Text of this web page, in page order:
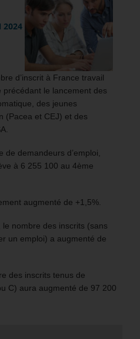
2024
d’inscrit à France travail
le lancement des
des jeunes
(Pacea et CEJ) et des
demandeurs d’emploi,
à 6 255 100 au 4ème
augmenté de +1,5%.
nombre des inscrits (sans
un emploi) a augmenté de
des inscrits tenus de
C) aura augmenté de 97 200